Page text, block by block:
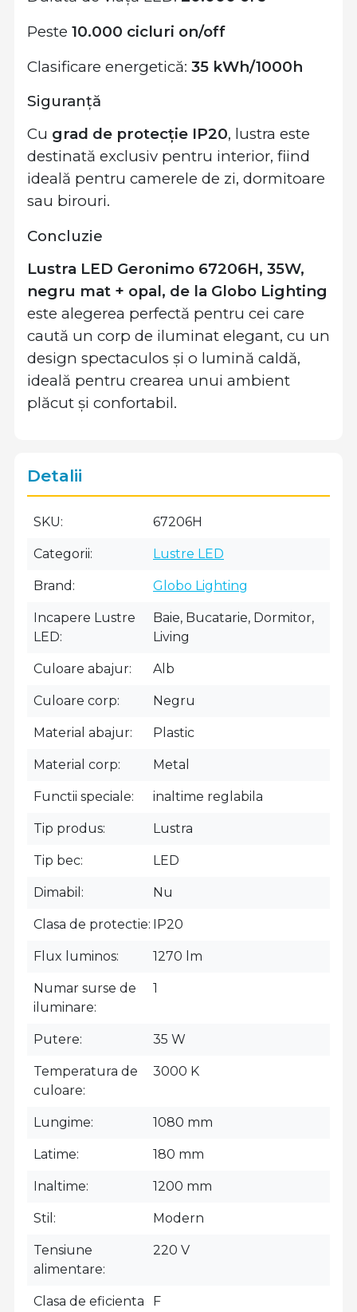
Peste 10.000 cicluri on/off
Clasificare energetică: 35 kWh/1000h
Siguranță
Cu grad de protecție IP20, lustra este
destinată exclusiv pentru interior, fiind
ideală pentru camerele de zi, dormitoare
sau birouri.
Concluzie
Lustra LED Geronimo 67206H, 35W,
negru mat + opal, de la Globo Lighting
este alegerea perfectă pentru cei care
caută un corp de iluminat elegant, cu un
design spectaculos și o lumină caldă,
ideală pentru crearea unui ambient
plăcut și confortabil.
Detalii
SKU 67206H
Categorii Lustre LED
Brand Globo Lighting
Incapere Lustre
LED
Baie, Bucatarie, Dormitor,
Living
Culoare abajur Alb
Culoare corp Negru
Material abajur Plastic
Material corp Metal
Functii speciale inaltime reglabila
Tip produs Lustra
Tip bec LED
Dimabil Nu
Clasa de protectie IP20
Flux luminos 1270 lm
Numar surse de
iluminare
1
Putere 35 W
Temperatura de
culoare
3000 K
Lungime 1080 mm
Latime 180 mm
Inaltime 1200 mm
Stil Modern
Tensiune
alimentare
220 V
Clasa de eficienta
F